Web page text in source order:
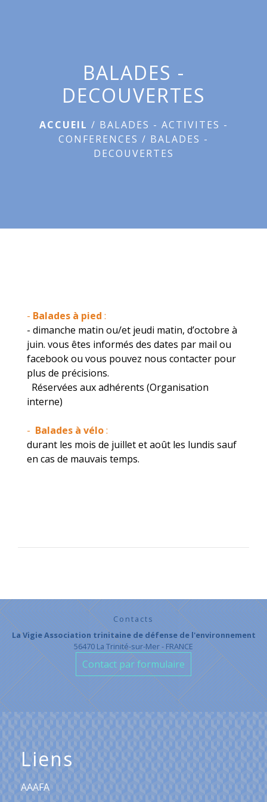
BALADES -
DECOUVERTES
ACCUEIL / BALADES - ACTIVITES -
CONFERENCES / BALADES -
DECOUVERTES
- Balades à pied :
- dimanche matin ou/et jeudi matin, d’octobre à
juin. vous êtes informés des dates par mail ou
facebook ou vous pouvez nous contacter pour
plus de précisions.
Réservées aux adhérents (Organisation
interne)
- Balades à vélo:
durant les mois de juillet et août les lundis sauf
en cas de mauvais temps.
Contacts
La Vigie Association trinitaine de défense de l'environnement
56470 La Trinité-sur-Mer - FRANCE
Contact par formulaire
Liens
AAAFA